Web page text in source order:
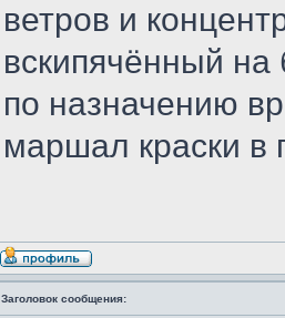
ветров и
вскипячённый
по назначению
маршал краски в
Заголовок сообщения: